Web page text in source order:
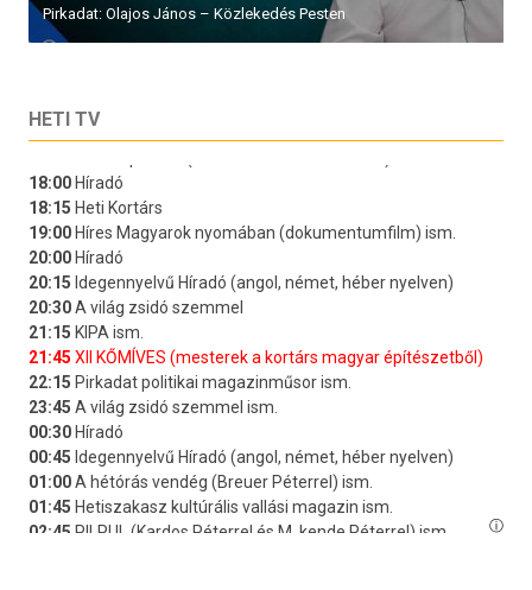
Pirkadat: Olajos János – Közlekedés Pesten
HETI TV